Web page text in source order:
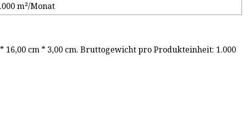
m²/Monat
cm * 3,00 cm. Bruttogewicht pro Produkteinheit: 1.000